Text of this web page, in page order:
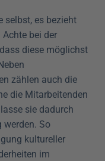
selbst, es bezieht
bei der
diese möglichst
zählen auch die
die Mitarbeitenden
sie dadurch
werden. So
kultureller
im